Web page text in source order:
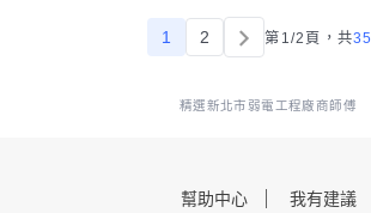
1 2 第1/2頁， 共35
精選新北市弱電工程廠商師傅
幫助中心 我有建議